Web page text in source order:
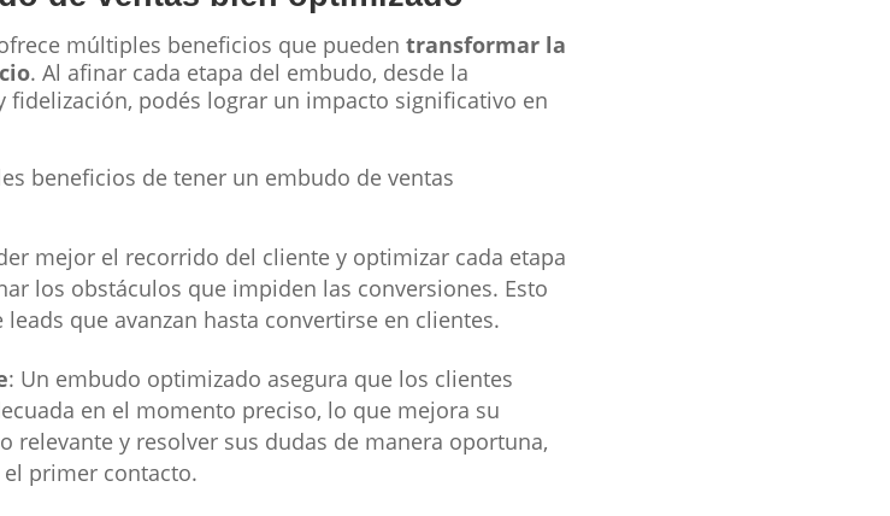
múltiples beneficios que pueden transformar la
. Al afinar cada etapa del embudo, desde la
fidelización, podés lograr un impacto significativo en
beneficios de tener un embudo de ventas
mejor el recorrido del cliente y optimizar cada etapa
los obstáculos que impiden las conversiones. Esto
que avanzan hasta convertirse en clientes.
: Un embudo optimizado asegura que los clientes
en el momento preciso, lo que mejora su
relevante y resolver sus dudas de manera oportuna,
primer contacto.